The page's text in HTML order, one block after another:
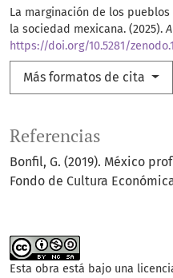
La marginación de los
la sociedad mexicana. (2025).
https://doi.org/10.5281/
Más formatos de cita
Referencias
Bonfil, G. (2019). México
Fondo de Cultura
Esta obra está bajo una